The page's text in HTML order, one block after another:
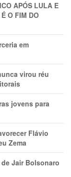
APÓS LULA E
O FIM DO
em
virou réu
jovens para
Flávio
Zema
Jair Bolsonaro